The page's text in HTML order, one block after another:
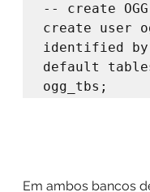
-- create
create user
identified
default
ogg_tbs;
Em ambos bancos